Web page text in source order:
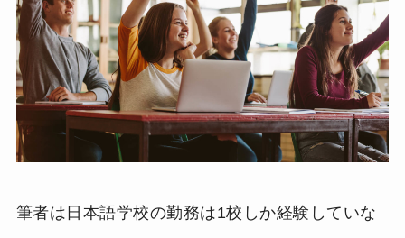
筆者は日本語学校の勤務は1校しか経験していな